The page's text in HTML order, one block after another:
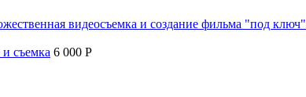
видеосъемка и создание фильма "под ключ"
съемка 6 000 P